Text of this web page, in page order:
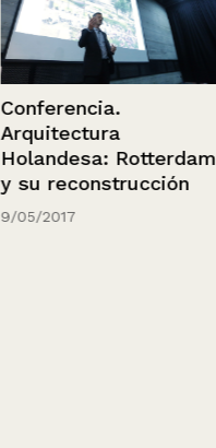
Conferencia.
Arquitectura
Holandesa: Rotterdam
y su reconstrucción
9/05/2017